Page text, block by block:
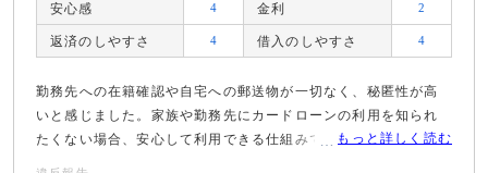
安心感 4 金利 2
返済のしやすさ 4 借入のしやすさ 4
勤務先への在籍確認や自宅への郵送物が一切なく、秘匿性が高
いと感じました。家族や勤務先にカードローンの利用を知られ
たくない場合、安心して利用できる仕組みです。もっと詳しく読む